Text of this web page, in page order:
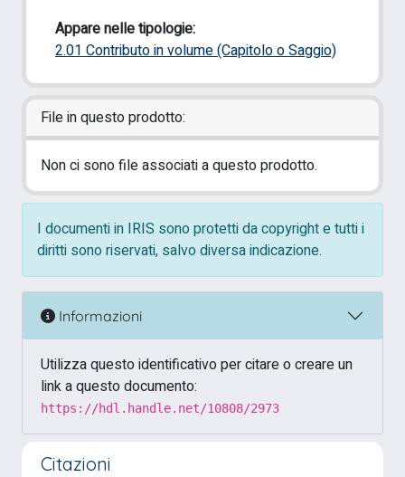
Appare nelle tipologie:
2.01 Contributo in volume (Capitolo o Saggio)
File in questo prodotto:
Non ci sono file associati a questo prodotto.
I documenti in IRIS sono protetti da copyright e tutti i
diritti sono riservati, salvo diversa indicazione.
Informazioni
Utilizza questo identificativo per citare o creare un
link a questo documento:
https://hdl.handle.net/10808/2973
Citazioni